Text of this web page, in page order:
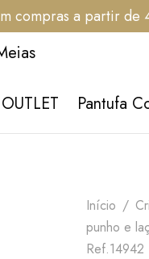
compras a partir de
OUTLET Pantufa
Início /
punho e
Ref.14942